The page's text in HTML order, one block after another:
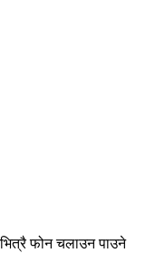
फोन चलाउन पाउने